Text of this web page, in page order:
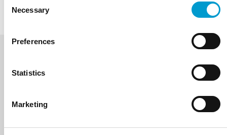
Selection
Necessary
Preferences
Statistics
Marketing
BESCHRIJVING SPECIFICATIES
De Babs is ontworpen voor mobiliteit en comfort